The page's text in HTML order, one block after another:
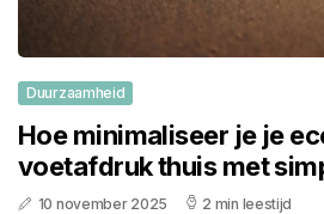
Duurzaamheid
Hoe minimaliseer je je
voetafdruk thuis met
10 november 2025 2 min leestijd